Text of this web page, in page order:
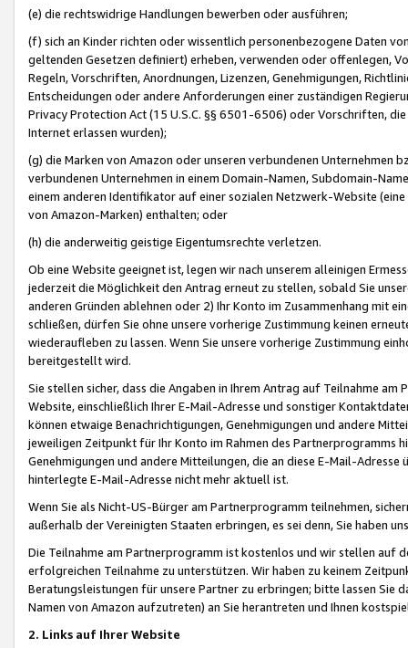
(e) die rechtswidrige Handlungen bewerben oder ausführen;
(f) sich an Kinder richten oder wissentlich personenbezogene Daten
geltenden Gesetzen definiert) erheben, verwenden oder offenlegen,
Regeln, Vorschriften, Anordnungen, Lizenzen, Genehmigungen,
Entscheidungen oder andere Anforderungen einer zuständigen
Privacy Protection Act (15 U.S.C. §§ 6501-6506) oder Vorschriften,
Internet erlassen wurden);
(g) die Marken von Amazon oder unseren verbundenen Unternehmen
verbundenen Unternehmen in einem Domain-Namen, Subdomain-
einem anderen Identifikator auf einer sozialen Netzwerk-Website
von Amazon-Marken) enthalten; oder
(h) die anderweitig geistige Eigentumsrechte verletzen.
Ob eine Website geeignet ist, legen wir nach unserem alleinigen
jederzeit die Möglichkeit den Antrag erneut zu stellen, sobald Sie
anderen Gründen ablehnen oder 2) Ihr Konto im Zusammenhang mit
schließen, dürfen Sie ohne unsere vorherige Zustimmung keinen
wiederaufleben zu lassen. Wenn Sie unsere vorherige Zustimmung
bereitgestellt wird.
Sie stellen sicher, dass die Angaben in Ihrem Antrag auf Teilnahme
Website, einschließlich Ihrer E-Mail-Adresse und sonstiger
können etwaige Benachrichtigungen, Genehmigungen und andere
jeweiligen Zeitpunkt für Ihr Konto im Rahmen des Partnerprogramms
Genehmigungen und andere Mitteilungen, die an diese E-Mail-
hinterlegte E-Mail-Adresse nicht mehr aktuell ist.
Wenn Sie als Nicht-US-Bürger am Partnerprogramm teilnehmen,
außerhalb der Vereinigten Staaten erbringen, es sei denn, Sie haben
Die Teilnahme am Partnerprogramm ist kostenlos und wir stellen auf
erfolgreichen Teilnahme zu unterstützen. Wir haben zu keinem
Beratungsleistungen für unsere Partner zu erbringen; bitte lassen Sie
Namen von Amazon aufzutreten) an Sie herantreten und Ihnen
2. Links auf Ihrer Website